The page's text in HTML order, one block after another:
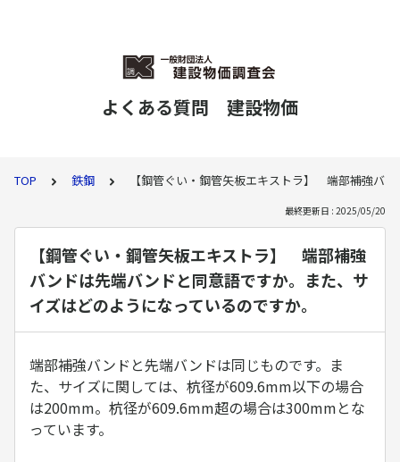
よくある質問 建設物価
TOP 鉄鋼 【鋼管ぐい・鋼管矢板エキストラ】 端部補強バ
最終更新日 : 2025/05/20
【鋼管ぐい・鋼管矢板エキストラ】 端部補強
バンドは先端バンドと同意語ですか。また、サ
イズはどのようになっているのですか。
端部補強バンドと先端バンドは同じものです。ま
た、サイズに関しては、杭径が609.6mm以下の場合
は200mm。杭径が609.6mm超の場合は300mmとな
っています。